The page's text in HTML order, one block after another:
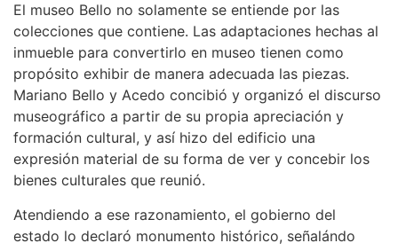
El museo Bello no solamente se entiende por las
colecciones que contiene. Las adaptaciones hechas al
inmueble para convertirlo en museo tienen como
propósito exhibir de manera adecuada las piezas.
Mariano Bello y Acedo concibió y organizó el discurso
museográfico a partir de su propia apreciación y
formación cultural, y así hizo del edificio una
expresión material de su forma de ver y concebir los
bienes culturales que reunió.
Atendiendo a ese razonamiento, el gobierno del
estado lo declaró monumento histórico, señalándo